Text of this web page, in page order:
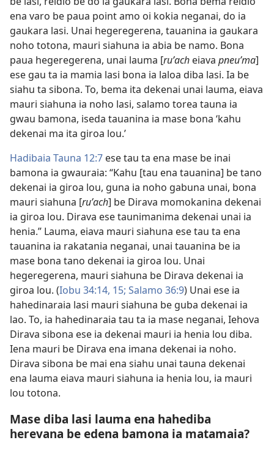
ena varo be paua point amo oi kokia neganai, do ia
gaukara lasi. Unai hegeregerena, tauanina ia gaukara
noho totona, mauri siahuna ia abia be namo. Bona
paua hegeregerena, unai lauma [ruʹach eiava pneuʹma]
ese gau ta ia mamia lasi bona ia laloa diba lasi. Ia be
siahu ta sibona. To, bema ita dekenai unai lauma, eiava
mauri siahuna ia noho lasi, salamo torea tauna ia
gwau bamona, iseda tauanina ia mase bona ‘kahu
dekenai ma ita giroa lou.’
Hadibaia Tauna 12:7 ese tau ta ena mase be inai
bamona ia gwauraia: “Kahu [tau ena tauanina] be tano
dekenai ia giroa lou, guna ia noho gabuna unai, bona
mauri siahuna [ruʹach] be Dirava momokanina dekenai
ia giroa lou. Dirava ese taunimanima dekenai unai ia
henia.” Lauma, eiava mauri siahuna ese tau ta ena
tauanina ia rakatania neganai, unai tauanina be ia
mase bona tano dekenai ia giroa lou. Unai
hegeregerena, mauri siahuna be Dirava dekenai ia
giroa lou. (Iobu 34:14, 15; Salamo 36:9) Unai ese ia
hahedinaraia lasi mauri siahuna be guba dekenai ia
lao. To, ia hahedinaraia tau ta ia mase neganai, Iehova
Dirava sibona ese ia dekenai mauri ia henia lou diba.
Iena mauri be Dirava ena imana dekenai ia noho.
Dirava sibona be mai ena siahu unai tauna dekenai
ena lauma eiava mauri siahuna ia henia lou, ia mauri
lou totona.
Mase diba lasi lauma ena hahediba
herevana be edena bamona ia matamaia?